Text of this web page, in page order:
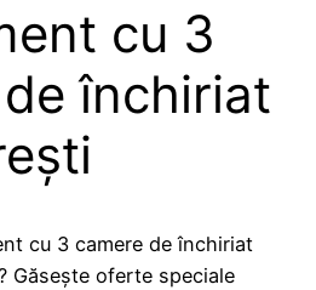
cu 3
închiriat
cu 3 camere de închiriat
Găsește oferte speciale